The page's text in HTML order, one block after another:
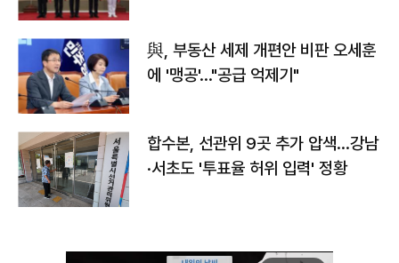
與, 부동산 세제 개편안 비판 오세훈
에 '맹공'…"공급 억제기"
합수본, 선관위 9곳 추가 압색…강남
·서초도 '투표율 허위 입력' 정황